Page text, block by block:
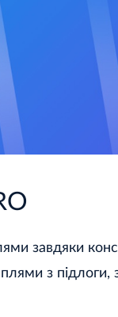
завдяки
з підлоги,